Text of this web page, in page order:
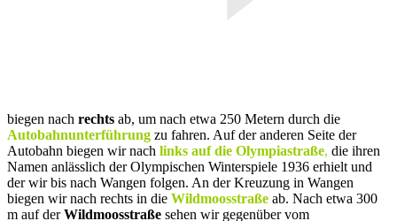
biegen nach rechts ab, um nach etwa 250 Metern durch die
Autobahnunterführung zu fahren. Auf der anderen Seite der
Autobahn biegen wir nach links auf die Olympiastraße, die ihren
Namen anlässlich der Olympischen Winterspiele 1936 erhielt und
der wir bis nach Wangen folgen. An der Kreuzung in Wangen
biegen wir nach rechts in die Wildmoosstraße ab. Nach etwa 300
m auf derWildmoosstraße sehen wir gegenüber vom